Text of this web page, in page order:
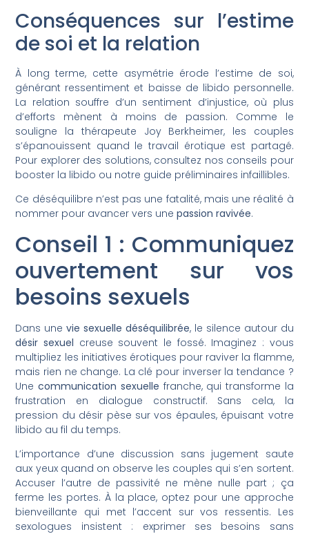
Conséquences sur l’estime
de soi et la relation
À long terme, cette asymétrie érode l’estime de soi,
générant ressentiment et baisse de libido personnelle.
La relation souffre d’un sentiment d’injustice, où plus
d’efforts mènent à moins de passion. Comme le
souligne la thérapeute Joy Berkheimer, les couples
s’épanouissent quand le travail érotique est partagé.
Pour explorer des solutions, consultez nos conseils pour
booster la libido ou notre guide préliminaires infaillibles.
Ce déséquilibre n’est pas une fatalité, mais une réalité à
nommer pour avancer vers unepassion ravivée.
Conseil 1 : Communiquez
ouvertement sur vos
besoins sexuels
Dans unevie sexuelle déséquilibrée, le silence autour du
désir sexuel creuse souvent le fossé. Imaginez : vous
multipliez les initiatives érotiques pour raviver la flamme,
mais rien ne change. La clé pour inverser la tendance ?
Unecommunication sexuelle franche, qui transforme la
frustration en dialogue constructif. Sans cela, la
pression du désir pèse sur vos épaules, épuisant votre
libido au fil du temps.
L’importance d’une discussion sans jugement saute
aux yeux quand on observe les couples qui s’en sortent.
Accuser l’autre de passivité ne mène nulle part ; ça
ferme les portes. À la place, optez pour une approche
bienveillante qui met l’accent sur vos ressentis. Les
sexologues insistent : exprimer ses besoins sans